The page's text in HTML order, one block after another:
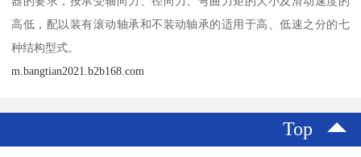
高低，配以装有滚动轴承和不装动轴承的适用于高、低速之分的七
种结构型式。
m.bangtian2021.b2b168.com
Top